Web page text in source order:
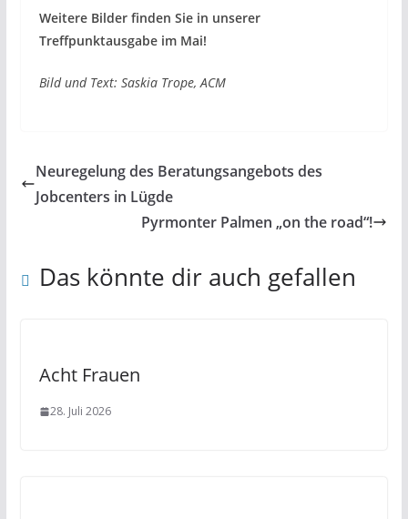
Weitere Bilder finden Sie in unserer
Treffpunktausgabe im Mai!
Bild und Text: Saskia Trope, ACM
Neuregelung des Beratungsangebots des
Jobcenters in Lügde
Pyrmonter Palmen „on the road“!
Das könnte dir auch gefallen
Acht Frauen
28. Juli 2026